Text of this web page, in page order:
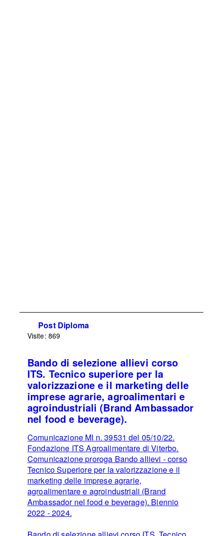
Post Diploma
Visite: 869
Bando di selezione allievi corso
ITS. Tecnico superiore per la
valorizzazione e il marketing delle
imprese agrarie, agroalimentari e
agroindustriali (Brand Ambassador
nel food e beverage).
Comunicazione MI n. 39531 del 05/10/22.
Fondazione ITS Agroalimentare di Viterbo.
Comunicazione proroga Bando allievi - corso
Tecnico Superiore per la valorizzazione e il
marketing delle imprese agrarie,
agroalimentare e agroindustriali (Brand
Ambassador nel food e beverage). Biennio
2022 - 2024.